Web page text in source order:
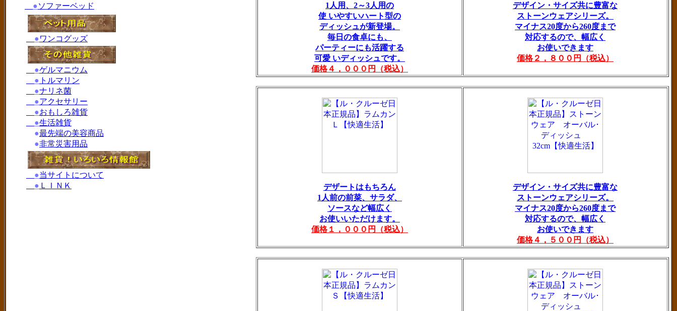
1人用、2～3人用の
使 いやすいハート型の
ディッシュが新登場。
毎日の食卓にも、
パーティーにも活躍する
可愛 いディッシュです。
価格４，０００円（税込）
デザイン・サイズ共に豊富な
ストーンウェアシリーズ。
マイナス20度から260度まで
対応するので、幅広く
お使いできます
価格２，８００円（税込）
デザートはもちろん
1人前の前菜、サラダ、
ソースなど幅広く
お使いいただけます。
価格１，０００円（税込）
デザイン・サイズ共に豊富な
ストーンウェアシリーズ。
マイナス20度から260度まで
対応するので、幅広く
お使いできます
価格４，５００円（税込）
●ソファーベッド
●ワンコグッズ
●ゲルマニウム
● トルマリン
●ナリネ菌
●アクセサリー
●おもしろ雑貨
●生活雑貨
●最先端の美容商品
●非常災害用品
●当サイトについて
● ＬＩＮＫ